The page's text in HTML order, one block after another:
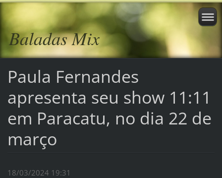
Baladas Mix
Paula Fernandes
apresenta seu show 11:11
em Paracatu, no dia 22 de
março
18/03/2024 19:31